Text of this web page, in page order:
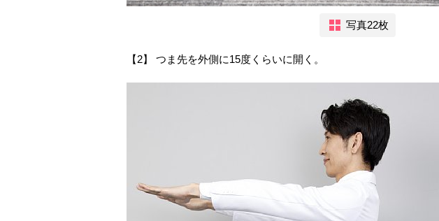
写真22枚
【2】 つま先を外側に15度くらいに開く。